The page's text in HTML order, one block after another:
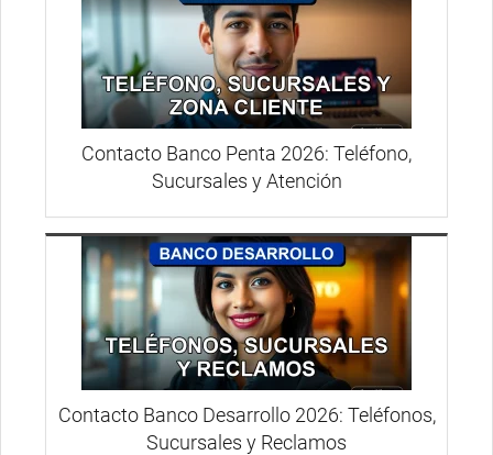
Contacto Banco Penta 2026: Teléfono,
Sucursales y Atención
Contacto Banco Desarrollo 2026: Teléfonos,
Sucursales y Reclamos